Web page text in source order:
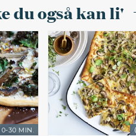
du også kan li'
0-30 MIN.